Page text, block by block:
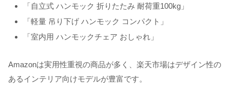
「自立式 ハンモック 折りたたみ 耐荷重100kg」
「軽量 吊り下げ ハンモック コンパクト」
「室内用 ハンモックチェア おしゃれ」
Amazonは実用性重視の商品が多く、楽天市場はデザイン性の
あるインテリア向けモデルが豊富です。